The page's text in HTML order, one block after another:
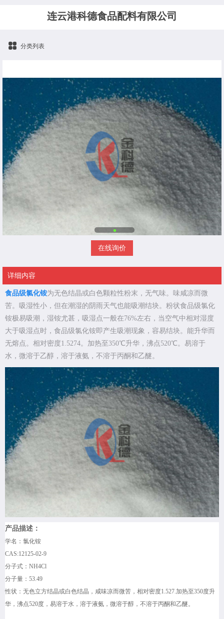
连云港科德食品配料有限公司
分类列表
在线询价
详细内容
食品级氯化铵为无色结晶或白色颗粒性粉末，无气味。味咸凉而微
苦。吸湿性小，但在潮湿的阴雨天气也能吸潮结块。粉状食品级氯化
铵极易吸潮，湿铵尤甚，吸湿点一般在76%左右，当空气中相对湿度
大于吸湿点时，食品级氯化铵即产生吸潮现象，容易结块。能升华而
无熔点。相对密度1.5274。加热至350℃升华，沸点520℃。易溶于
水，微溶于乙醇，溶于液氨，不溶于丙酮和乙醚。
产品描述：
学名：氯化铵
CAS:12125-02-9
分子式：NH4Cl
分子量：53.49
性状：无色立方结晶或白色结晶，咸味凉而微苦，相对密度1.527.加热至350度升
华，沸点520度，易溶于水，溶于液氨，微溶于醇，不溶于丙酮和乙醚。